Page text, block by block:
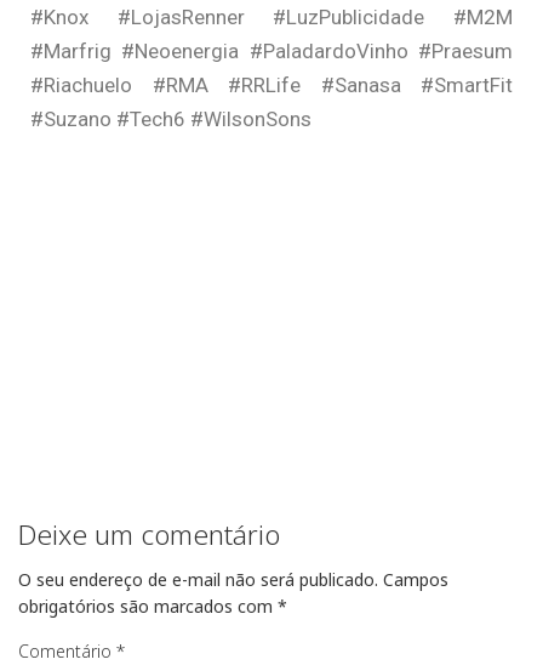
#Knox #LojasRenner #LuzPublicidade #M2M
#Marfrig #Neoenergia #PaladardoVinho #Praesum
#Riachuelo #RMA #RRLife #Sanasa #SmartFit
#Suzano #Tech6 #WilsonSons
Deixe um comentário
O seu endereço de e-mail não será publicado. Campos
obrigatórios são marcados com *
Comentário *